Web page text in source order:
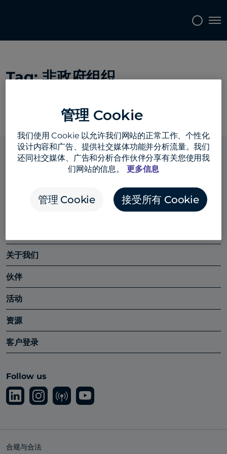
Tag:非政府组织
关于我们
伙伴
活动
资源
客户登录
Follow us
合规与合法
管理 Cookie
我们使用 Cookie 以允许我们网站的正常工作、个性化
设计内容和广告、提供社交媒体功能并分析流量。我们
还同社交媒体、广告和分析合作伙伴分享有关您使用我
们网站的信息。
更多信息
管理 Cookie 接受所有 Cookie